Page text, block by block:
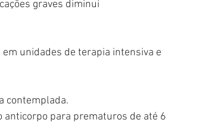
graves diminui
unidades de terapia intensiva e
contemplada.
anticorpo para prematuros de até 6